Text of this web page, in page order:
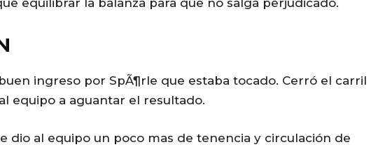
equilibrar la balanza para que no salga perjudicado.
ingreso por SpÃ¶rle que estaba tocado. Cerró el carril
equipo a aguantar el resultado.
dio al equipo un poco mas de tenencia y circulación de